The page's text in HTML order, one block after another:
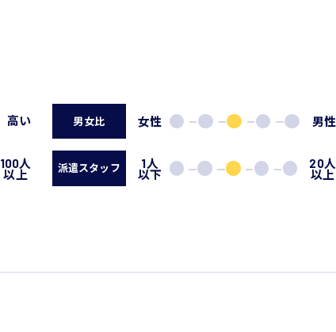
高い 男女比 女性 男性
100人
以上 派遣スタッフ 1人
以下
20人
以上